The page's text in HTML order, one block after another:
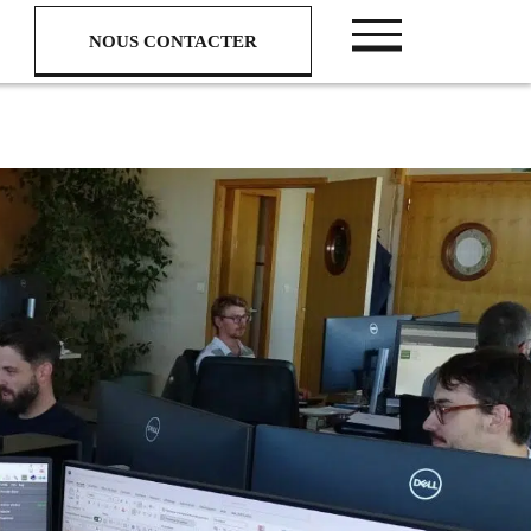
NOUS CONTACTER
suivre